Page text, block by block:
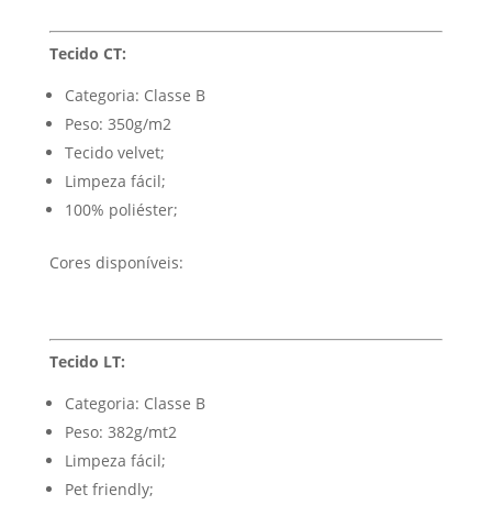
Tecido CT:
Categoria: Classe B
Peso: 350g/m2
Tecido velvet;
Limpeza fácil;
100% poliéster;
Cores disponíveis:
Tecido LT:
Categoria: Classe B
Peso: 382g/mt2
Limpeza fácil;
Pet friendly;